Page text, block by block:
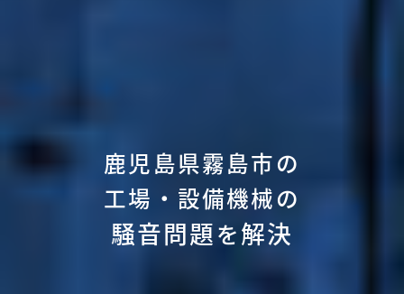
鹿児島県霧島市の
工場・設備機械の
騒音問題を解決